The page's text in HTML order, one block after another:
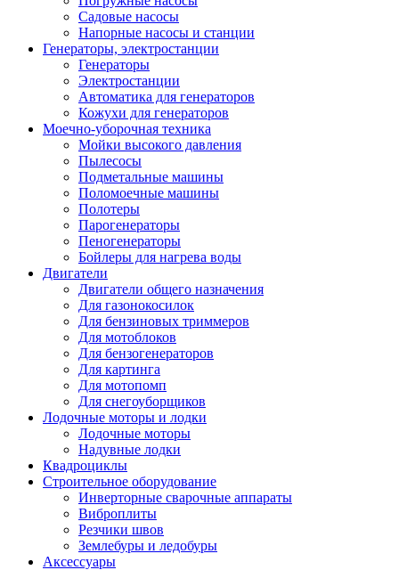
Садовые насосы
Напорные насосы и станции
Генераторы, электростанции
Генераторы
Электростанции
Автоматика для генераторов
Кожухи для генераторов
Моечно-уборочная техника
Мойки высокого давления
Пылесосы
Подметальные машины
Поломоечные машины
Полотеры
Парогенераторы
Пеногенераторы
Бойлеры для нагрева воды
Двигатели
Двигатели общего назначения
Для газонокосилок
Для бензиновых триммеров
Для мотоблоков
Для бензогенераторов
Для картинга
Для мотопомп
Для снегоуборщиков
Лодочные моторы и лодки
Лодочные моторы
Надувные лодки
Квадроциклы
Строительное оборудование
Инверторные сварочные аппараты
Виброплиты
Резчики швов
Землебуры и ледобуры
Аксессуары